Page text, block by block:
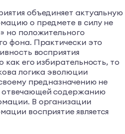
объединяет актуальную
о предмете в силу не
но положительного
фона. Практически это
восприятия
как его избирательность, то
логика эволюции
предназначению не
отвечающей содержанию
В организации
восприятие является